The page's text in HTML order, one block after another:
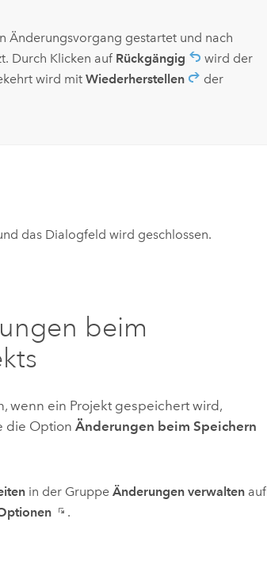
Änderungsvorgang gestartet und nach
Durch Klicken auf Rückgängig
wird der
wird mitWiederherstellen
der
das Dialogfeld wird geschlossen.
beim
wenn ein Projekt gespeichert wird,
die OptionÄnderungen beim Speichern
in der GruppeÄnderungen verwalten auf
.